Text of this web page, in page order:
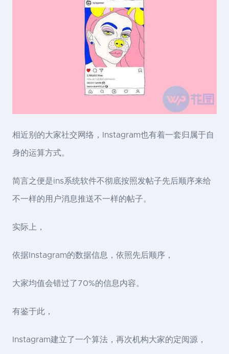
相近别的大家社交网络，Instagram也有着一套归属于自
身的运算方式。
简言之便是ins系统软件不彻底按照发帖子先后顺序来给
不一样的用户消息推送不一样的帖子。
实际上，
依据Instagram的数据信息，依照先后顺序，
大家均值会错过了70%的信息内容。
有鉴于此，
Instagram建立了一个算法，再次机构大家的定阅源，